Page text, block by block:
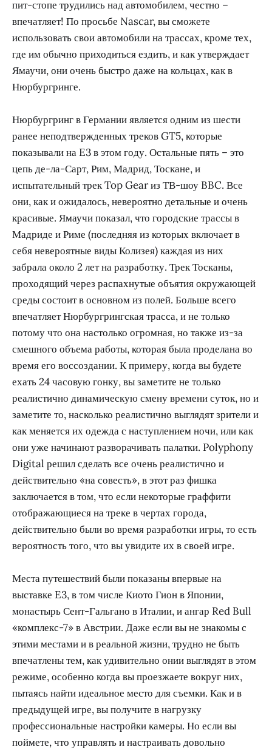
пит-стопе трудились над автомобилем, честно –
впечатляет! По просьбе Nascar, вы сможете
использовать свои автомобили на трассах, кроме тех,
где им обычно приходиться ездить, и как утверждает
Ямаучи, они очень быстро даже на кольцах, как в
Нюрбургринге.
Нюрбургринг в Германии является одним из шести
ранее неподтвержденных треков GT5, которые
показывали на E3 в этом году. Остальные пять – это
цепь де-ла-Сарт, Рим, Мадрид, Тоскане, и
испытательный трек Top Gear из ТВ-шоу BBC. Все
они, как и ожидалось, невероятно детальные и очень
красивые. Ямаучи показал, что городские трассы в
Мадриде и Риме (последняя из которых включает в
себя невероятные виды Колизея) каждая из них
забрала около 2 лет на разработку. Трек Тосканы,
проходящий через распахнутые объятия окружающей
среды состоит в основном из полей. Больше всего
впечатляет Нюрбургрингская трасса, и не только
потому что она настолько огромная, но также из-за
смешного объема работы, которая была проделана во
время его воссоздании. К примеру, когда вы будете
ехать 24 часовую гонку, вы заметите не только
реалистично динамическую смену времени суток, но и
заметите то, насколько реалистично выглядят зрители и
как меняется их одежда с наступлением ночи, или как
они уже начинают разворачивать палатки. Polyphony
Digital решил сделать все очень реалистично и
действительно «на совесть», в этот раз фишка
заключается в том, что если некоторые граффити
отображающиеся на треке в чертах города,
действительно были во время разработки игры, то есть
вероятность того, что вы увидите их в своей игре.
Места путешествий были показаны впервые на
выставке E3, в том числе Киото Гион в Японии,
монастырь Сент-Гальгано в Италии, и ангар Red Bull
«комплекс-7» в Австрии. Даже если вы не знакомы с
этими местами и в реальной жизни, трудно не быть
впечатлены тем, как удивительно онии выглядят в этом
режиме, особенно когда вы проезжаете вокруг них,
пытаясь найти идеальное место для съемки. Как и в
предыдущей игре, вы получите в нагрузку
профессиональные настройки камеры. Но если вы
поймете, что управлять и настраивать довольно